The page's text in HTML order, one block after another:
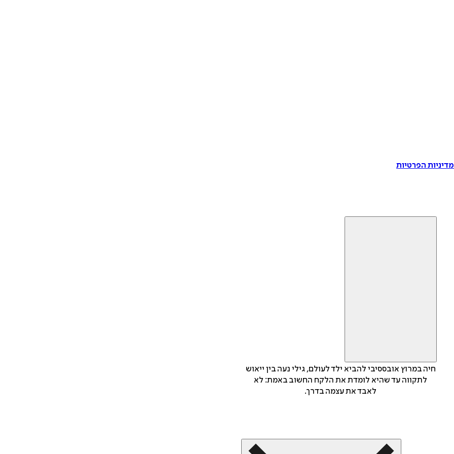
הפרטיות
חיה במרוץ אובססיבי להביא ילד לעולם, גילי נעה בין ייאוש
לתקווה עד שהיא לומדת את הלקח החשוב באמת: לא
לאבד את עצמה בדרך.